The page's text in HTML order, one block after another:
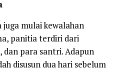
mulai kewalahan
panitia terdiri dari
dan para santri. Adapun
disusun dua hari sebelum